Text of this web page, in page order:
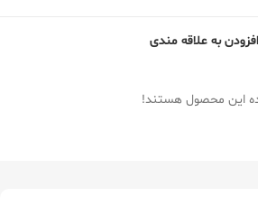
افزودن به علاقه مندی
این محصول هستند!